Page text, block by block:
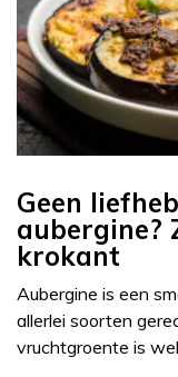
Geen
aubergine?
krokant
Aubergine is een
allerlei soorten
vruchtgroente is